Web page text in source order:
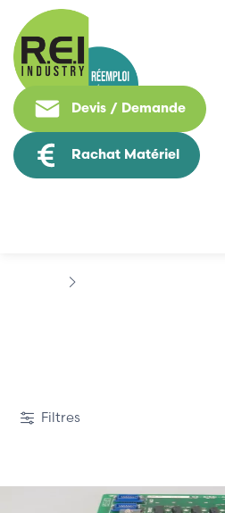
Devis / Demande
Rachat Matériel
Filtres